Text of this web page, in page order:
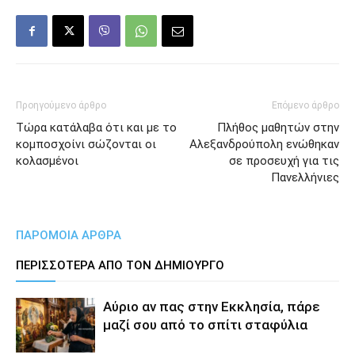
Προηγούμενο άρθρο
Τώρα κατάλαβα ότι και με τo
κομποσχοίνι σώζονται οι
κολασμένοι
Επόμενο άρθρο
Πλήθος μαθητών στην
Αλεξανδρούπολη ενώθηκαν
σε προσευχή για τις
Πανελλήνιες
ΠΑΡΟΜΟΙΑ ΑΡΘΡΑ
ΠΕΡΙΣΣΟΤΕΡΑ ΑΠΟ ΤΟΝ ΔΗΜΙΟΥΡΓΟ
Αύριο αν πας στην Εκκλησία, πάρε
μαζί σου από το σπίτι σταφύλια